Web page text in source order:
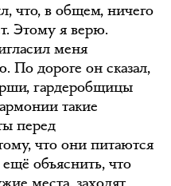
что, в общем, ничего
Этому я верю.
меня
По дороге он сказал,
гардеробщицы
такие
перед
что они питаются
объяснить, что